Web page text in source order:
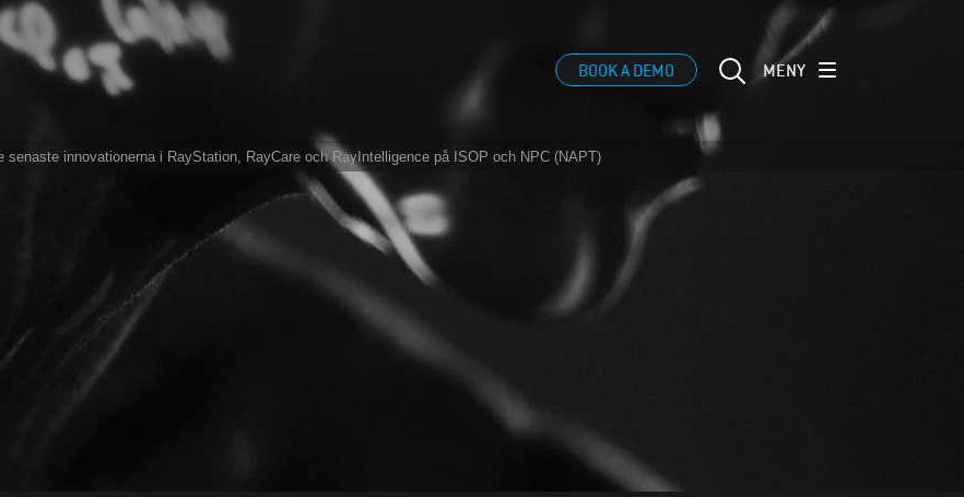
BOOK A DEMO MENY
senaste innovationerna i RayStation, RayCare och RayIntelligence på ISOP och NPC (NAPT)